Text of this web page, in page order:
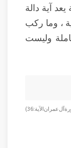
آية دالة
، وما ركب
وليست
آل عمران الآية : 36 )